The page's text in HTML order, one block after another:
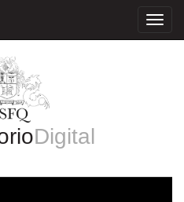
Digital